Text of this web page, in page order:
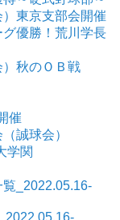
東京支部会開催
優勝！荒川学長
秋のＯＢ戦
催
誠球会）
学関
覧_2022.05.16-